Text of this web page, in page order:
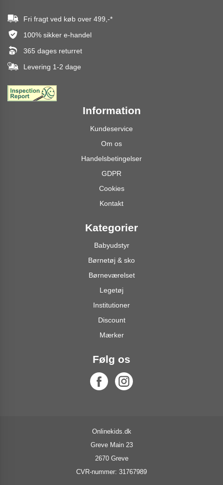
Fri fragt ved køb over 499,-*
100% sikker e-handel
365 dages returret
Levering 1-2 dage
Information
Kundeservice
Om os
Handelsbetingelser
GDPR
Cookies
Kontakt
Kategorier
Babyudstyr
Børnetøj & sko
Børneværelset
Legetøj
Institutioner
Discount
Mærker
Følg os
Onlinekids.dk
Greve Main 23
2670 Greve
CVR-nummer: 31767989